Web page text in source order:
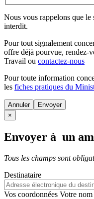
Nous vous rappelons que le
interdit.
Pour tout signalement
offre déjà pourvue, rendez-
Travail ou contactez-nous
Pour toute information
les fiches pratiques du
Annuler
×
Envoyer à un
Tous les champs sont
Destinataire
Vos coordonnées Votre nom